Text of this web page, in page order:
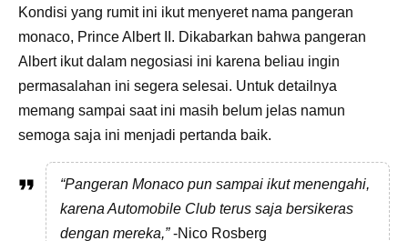
Kondisi yang rumit ini ikut menyeret nama pangeran
monaco, Prince Albert II. Dikabarkan bahwa pangeran
Albert ikut dalam negosiasi ini karena beliau ingin
permasalahan ini segera selesai. Untuk detailnya
memang sampai saat ini masih belum jelas namun
semoga saja ini menjadi pertanda baik.
“Pangeran Monaco pun sampai ikut menengahi,
karena Automobile Club terus saja bersikeras
dengan mereka,”-Nico Rosberg